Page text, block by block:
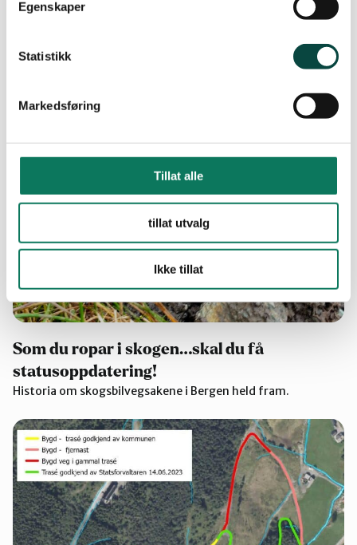
Egenskaper
Statistikk
Markedsføring
Tillat alle
tillat utvalg
Ikke tillat
Som du ropar i skogen…skal du få
statusoppdatering!
Historia om skogsbilvegsakene i Bergen held fram.